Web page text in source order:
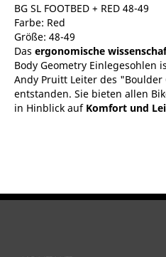
BG SL FOOTBED + RED 48-49
Farbe: Red
Größe: 48-49
Das ergonomische
Body Geometry Einlegesohlen
Andy Pruitt Leiter des
entstanden. Sie bieten allen
in Hinblick auf Komfort und